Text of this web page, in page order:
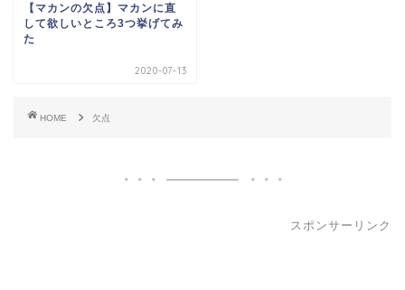
【マカンの欠点】マカンに直
して欲しいところ3つ挙げてみ
た
2020-07-13
HOME 欠点
スポンサーリンク